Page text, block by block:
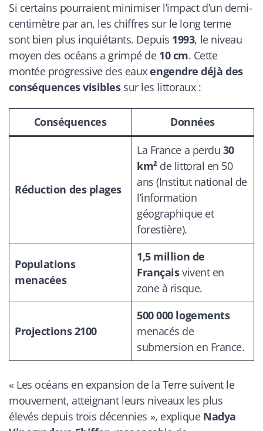
Si certains pourraient minimiser l’impact d’un demi-
centimètre par an, les chiffres sur le long terme
sont bien plus inquiétants. Depuis 1993, le niveau
moyen des océans a grimpé de 10 cm. Cette
montée progressive des eauxengendre déjà des
conséquences visiblessur les littoraux :
Conséquences Données
Réduction des plages
La France a perdu 30
km²de littoral en 50
ans (Institut national de
l’information
géographique et
forestière).
Populations
menacées
1,5 million de
Françaisvivent en
zone à risque.
Projections 2100
500 000 logements
menacés de
submersion en France.
« Les océans en expansion de la Terre suivent le
mouvement, atteignant leurs niveaux les plus
élevés depuis trois décennies », explique Nadya